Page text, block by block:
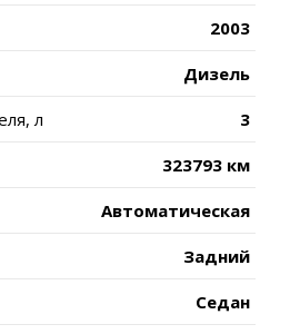
2003
Дизель
Объем двигателя, л 3
323793 км
Автоматическая
Задний
Седан